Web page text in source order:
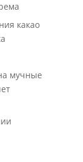
какао
мучные